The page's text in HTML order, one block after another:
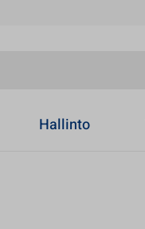
Hallinto